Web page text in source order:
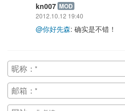
kn007 MOD
2012.10.12 19:40
@你好先森: 确实是不错！
昵称：
邮箱：